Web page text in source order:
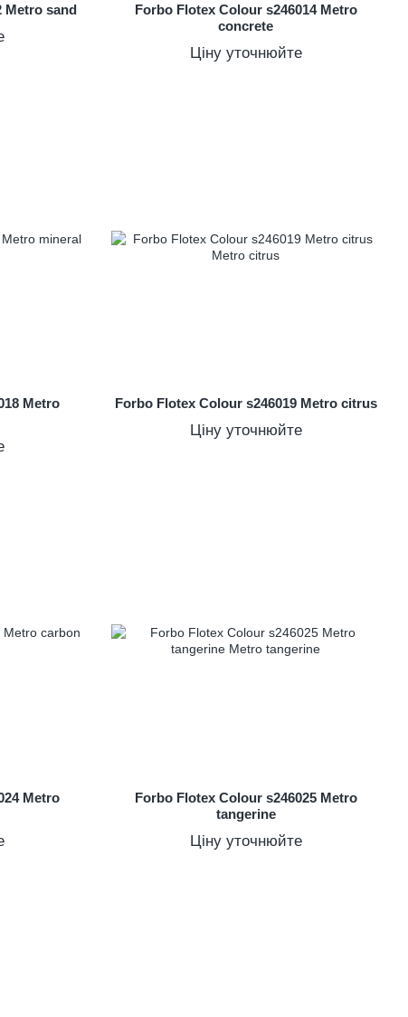
Metro sand
Forbo Flotex Colour s246014 Metro
concrete
Ціну уточнюйте
Metro
Forbo Flotex Colour s246019 Metro citrus
Ціну уточнюйте
Metro
Forbo Flotex Colour s246025 Metro
tangerine
Ціну уточнюйте